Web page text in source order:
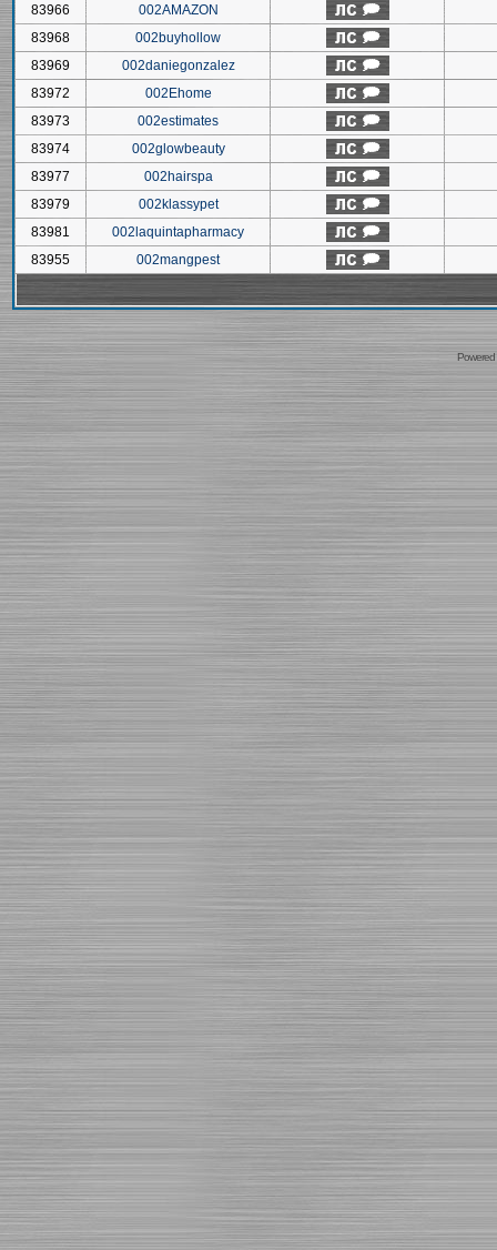
83966
002AMAZON
83968
002buyhollow
83969
002daniegonzalez
83972
002Ehome
83973
002estimates
83974
002glowbeauty
83977
002hairspa
83979
002klassypet
83981
002laquintapharmacy
83955
002mangpest